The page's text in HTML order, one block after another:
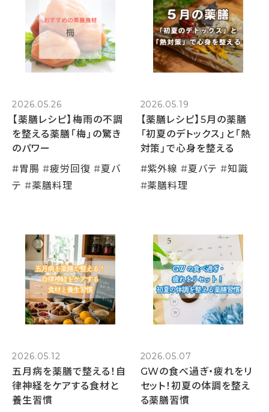
2026.05.26
【薬膳レシピ】梅雨の不調
を整える薬膳「梅」の驚き
のパワー
#胃腸 #疲労回復 #夏バ
テ #薬膳料理
2026.05.19
【薬膳レシピ】5月の薬膳
「初夏のデトックス」と「熱
対策」で心身を整える
#紫外線 #夏バテ #知識
#薬膳料理
2026.05.12
五月病を薬膳で整える！自
律神経をケアする食材と
養生習慣
2026.05.07
GWの食べ過ぎ・疲れをリ
セット！初夏の体調を整え
る薬膳習慣